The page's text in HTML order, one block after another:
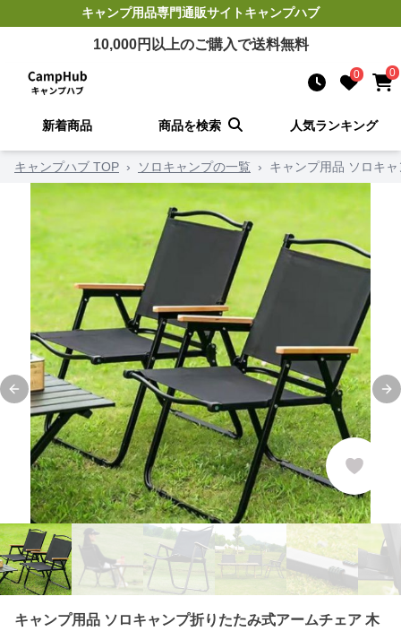
キャンプ用品専門通販サイトキャンプハブ
10,000円以上のご購入で送料無料
0 0
新着商品 商品を検索 人気ランキング
キャンプハブ TOP › ソロキャンプの一覧 › キャンプ用品 ソロキ
Previous slide
キャンプ用品 ソロキャンプ折りたたみ式アームチェア 木